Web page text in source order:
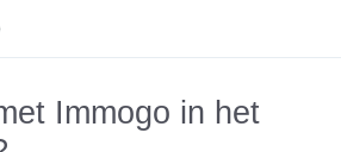
Immogo in het